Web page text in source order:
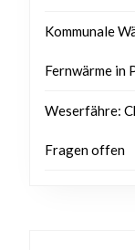
Kommunale
Fernwärme in
Weserfähre:
Fragen offen